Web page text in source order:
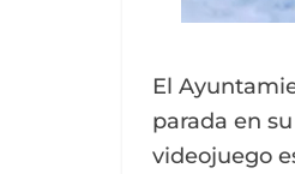
El
parada en
videojuego